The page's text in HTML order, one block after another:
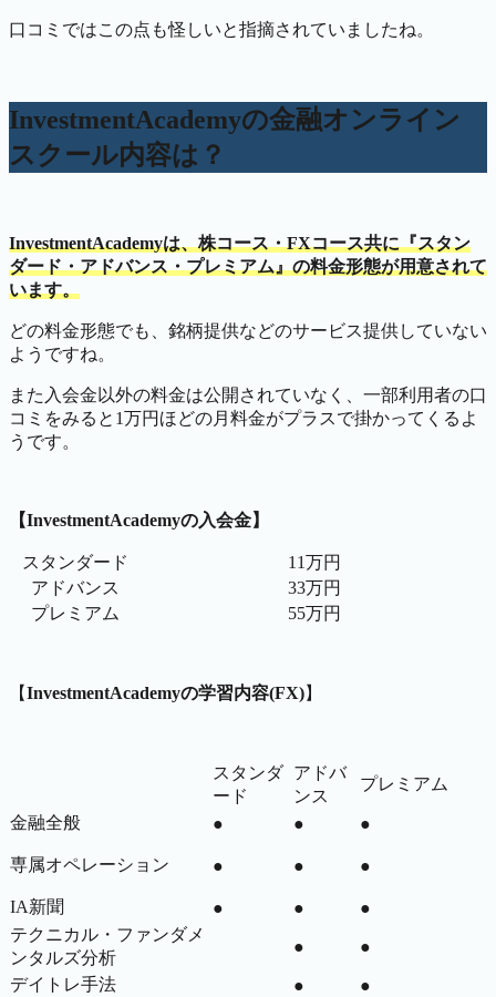
口コミではこの点も怪しいと指摘されていましたね。
InvestmentAcademyの金融オンライン
スクール内容は？
InvestmentAcademyは、株コース・FXコース共に『スタン
ダード・アドバンス・プレミアム』の料金形態が用意されて
います。
どの料金形態でも、銘柄提供などのサービス提供していない
ようですね。
また入会金以外の料金は公開されていなく、一部利用者の口
コミをみると1万円ほどの月料金がプラスで掛かってくるよ
うです。
【InvestmentAcademyの入会金】
スタンダード
11万円
アドバンス
33万円
プレミアム
55万円
【InvestmentAcademyの学習内容(FX)】
スタンダ
ード
アドバ
ンス
プレミアム
金融全般 ● ● ●
専属オペレーション ● ● ●
IA新聞 ● ●
●
テクニカル・ファンダメ
ンタルズ分析
●
●
デイトレ手法
●
●